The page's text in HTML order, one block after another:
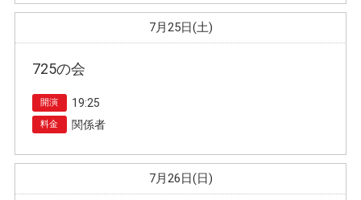
7月25日(土)
725の会
開演 19:25
料金 関係者
7月26日(日)